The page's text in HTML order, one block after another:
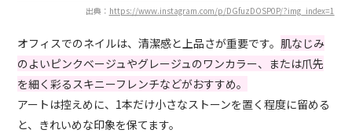
出典： https://www.instagram.com/p/DGfuzDOSP0P/?img_index=1
オフィスでのネイルは、清潔感と上品さが重要です。 肌なじみ
のよいピンクベージュやグレージュのワンカラー、または爪先
を細く彩るスキニーフレンチなどがおすすめ。
アートは控えめに、1本だけ小さなストーンを置く程度に留める
と、きれいめな印象を保てます。